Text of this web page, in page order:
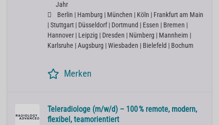
Jahr
Berlin | Hamburg | München | Köln | Frankfurt am Main
| Stuttgart | Düsseldorf | Dortmund | Essen | Bremen |
Hannover | Leipzig | Dresden | Nürnberg | Mannheim |
Karlsruhe | Augsburg | Wiesbaden | Bielefeld | Bochum
Merken
Teleradiologe (m/w/d) – 100 % remote, modern,
flexibel, teamorientiert